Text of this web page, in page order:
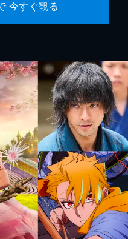
今すぐ観る